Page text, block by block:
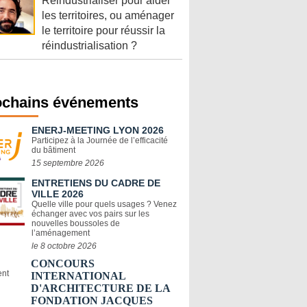
les territoires, ou aménager
le territoire pour réussir la
réindustrialisation ?
événements
ENERJ-MEETING LYON 2026
Participez à la Journée de l’efficacité
du bâtiment
15 septembre 2026
ENTRETIENS DU CADRE DE
VILLE 2026
Quelle ville pour quels usages ? Venez
échanger avec vos pairs sur les
nouvelles boussoles de
l’aménagement
le 8 octobre 2026
CONCOURS
INTERNATIONAL
D'ARCHITECTURE DE LA
FONDATION JACQUES